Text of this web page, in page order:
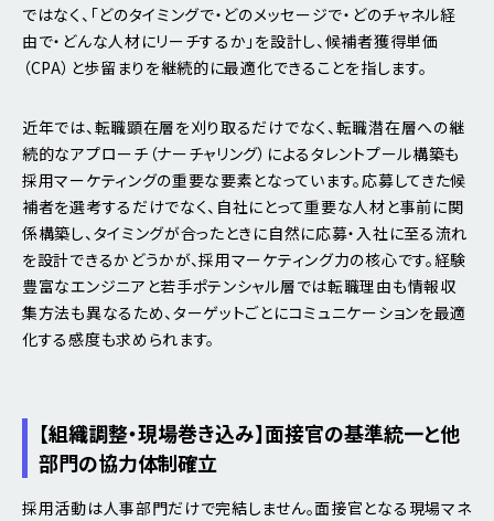
ではなく、「どのタイミングで・どのメッセージで・どのチャネル経
由で・どんな人材にリーチするか」を設計し、候補者獲得単価
（CPA）と歩留まりを継続的に最適化できることを指します。
近年では、転職顕在層を刈り取るだけでなく、転職潜在層への継
続的なアプローチ（ナーチャリング）によるタレントプール構築も
採用マーケティングの重要な要素となっています。応募してきた候
補者を選考するだけでなく、自社にとって重要な人材と事前に関
係構築し、タイミングが合ったときに自然に応募・入社に至る流れ
を設計できるかどうかが、採用マーケティング力の核心です。経験
豊富なエンジニアと若手ポテンシャル層では転職理由も情報収
集方法も異なるため、ターゲットごとにコミュニケーションを最適
化する感度も求められます。
【組織調整・現場巻き込み】面接官の基準統一と他
部門の協力体制確立
採用活動は人事部門だけで完結しません。面接官となる現場マネ